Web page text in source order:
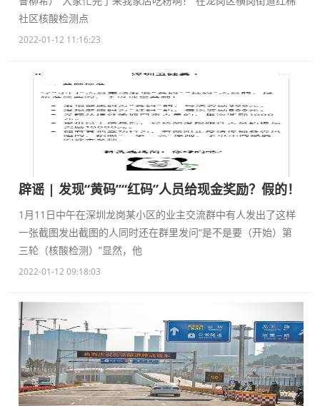
社区核酸检测点
2022-01-12 11:16:23
辟谣 | 发现“黄码”“红码”人员给现金奖励？假的！
1月11日中午在深圳龙岗某小区的业主交流群中有人发出了这样
一张截图发出截图的人同时还在群里发问“是不是要（开始）第
三轮（核酸检测）”显然，他
2022-01-12 09:18:03